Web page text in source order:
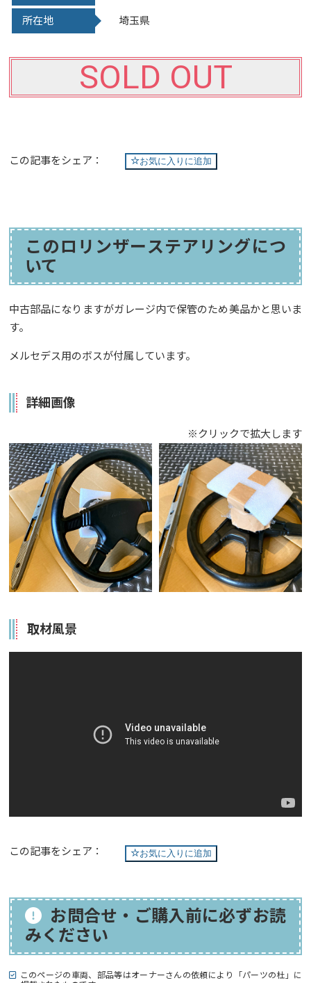
所在地 埼玉県
SOLD OUT
この記事をシェア： お気に入りに追加
このロリンザーステアリングにつ
いて
中古部品になりますがガレージ内で保管のため美品かと思いま
す。
メルセデス用のボスが付属しています。
詳細画像
※クリックで拡大します
取材風景
お気に入りに追加
この記事をシェア：
お問合せ・ご購入前に必ずお読
みください
このページの車両、部品等はオーナーさんの依頼により「パーツの杜」に